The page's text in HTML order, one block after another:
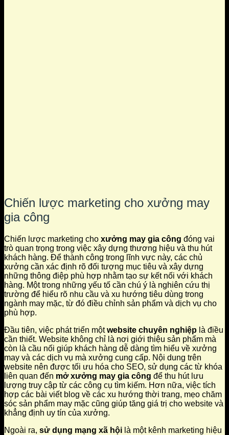
Chiến lược marketing cho xưởng may
gia công
Chiến lược marketing cho xưởng may gia công đóng vai
trò quan trọng trong việc xây dựng thương hiệu và thu hút
khách hàng. Để thành công trong lĩnh vực này, các chủ
xưởng cần xác định rõ đối tượng mục tiêu và xây dựng
những thông điệp phù hợp nhằm tạo sự kết nối với khách
hàng. Một trong những yếu tố cần chú ý là nghiên cứu thị
trường để hiểu rõ nhu cầu và xu hướng tiêu dùng trong
ngành may mặc, từ đó điều chỉnh sản phẩm và dịch vụ cho
phù hợp.
Đầu tiên, việc phát triển mộtwebsite chuyên nghiệp là điều
cần thiết. Website không chỉ là nơi giới thiệu sản phẩm mà
còn là cầu nối giúp khách hàng dễ dàng tìm hiểu về xưởng
may và các dịch vụ mà xưởng cung cấp. Nội dung trên
website nên được tối ưu hóa cho SEO, sử dụng các từ khóa
liên quan đến mở xưởng may gia công để thu hút lưu
lượng truy cập từ các công cụ tìm kiếm. Hơn nữa, việc tích
hợp các bài viết blog về các xu hướng thời trang, mẹo chăm
sóc sản phẩm may mặc cũng giúp tăng giá trị cho website và
khẳng định uy tín của xưởng.
Ngoài ra, sử dụng mạng xã hội là một kênh marketing hiệu